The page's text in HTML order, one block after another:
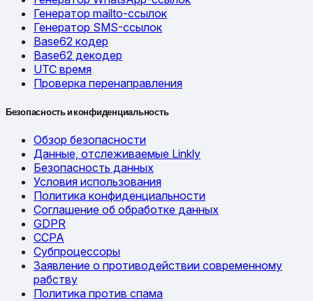
Генератор mailto-ссылок
Генератор SMS-ссылок
Base62 кодер
Base62 декодер
UTC время
Проверка перенаправления
Безопасность и конфиденциальность
Обзор безопасности
Данные, отслеживаемые Linkly
Безопасность данных
Условия использования
Политика конфиденциальности
Соглашение об обработке данных
GDPR
CCPA
Субпроцессоры
Заявление о противодействии современному
рабству
Политика против спама